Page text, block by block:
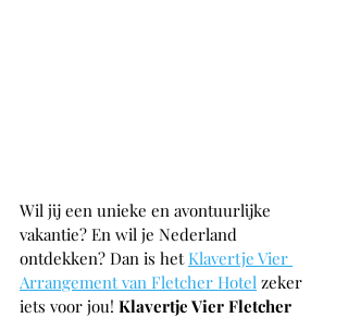
Wil jij een unieke en avontuurlijke
vakantie? En wil je Nederland
ontdekken? Dan is het Klavertje Vier
Arrangement van Fletcher Hotel zeker
iets voor jou! Klavertje Vier Fletcher